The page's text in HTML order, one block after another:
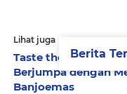
Lihat juga
Taste the Origin:
Berjumpa dengan
Banjoemas
Berita